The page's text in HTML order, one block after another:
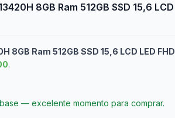
8GB Ram 512GB SSD 15,6 LCD
Ram 512GB SSD 15,6 LCD LED FHD
.
— excelente momento para comprar.